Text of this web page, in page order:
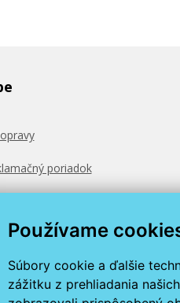
Používame
Súbory cookie a ďalšie
zážitku z prehliadania
poriadok